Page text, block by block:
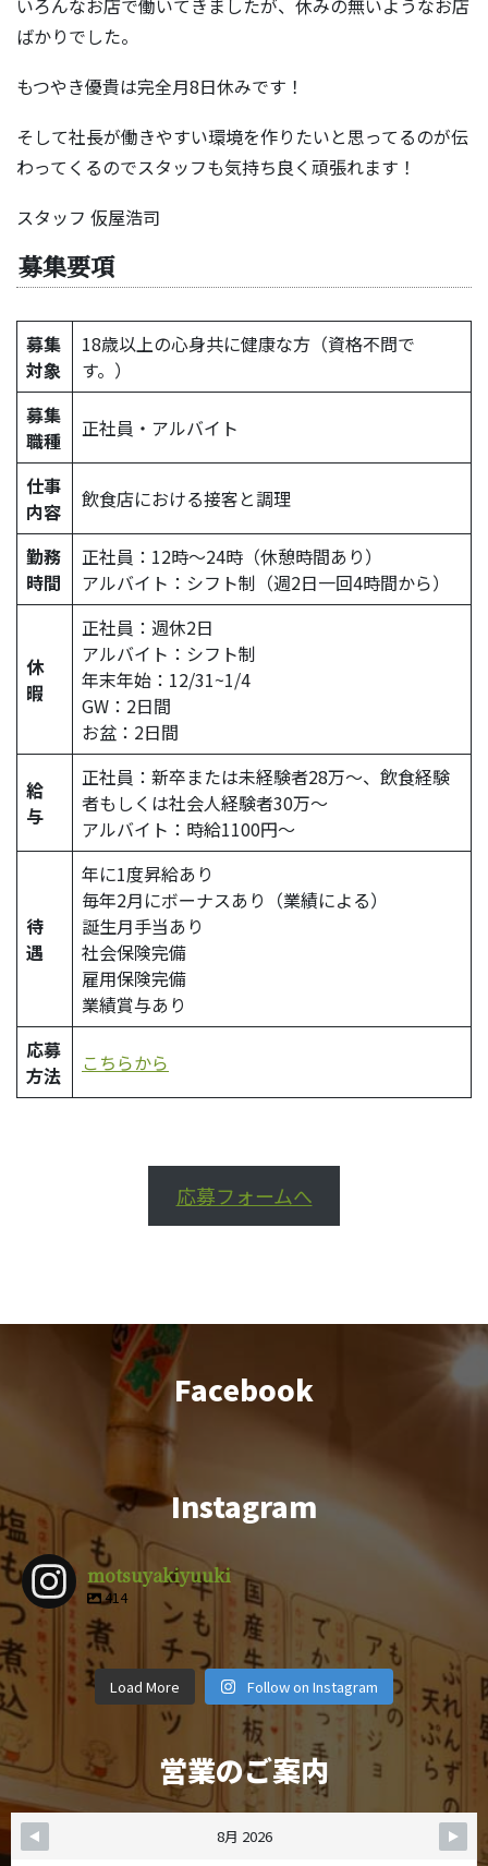
ばかりでした。
もつやき優貴は完全月8日休みです！
そして社長が働きやすい環境を作りたいと思ってるのが伝
わってくるのでスタッフも気持ち良く頑張れます！
スタッフ 仮屋浩司
募集要項
募集
対象
18歳以上の心身共に健康な方（資格不問で
す。）
募集
職種
正社員・アルバイト
仕事
内容
飲食店における接客と調理
勤務
時間
正社員：12時〜24時（休憩時間あり）
アルバイト：シフト制（週2日一回4時間から）
休
暇
正社員：週休2日
アルバイト：シフト制
年末年始：12/31~1/4
GW：2日間
お盆：2日間
給
与
正社員：新卒または未経験者28万～、飲食経験
者もしくは社会人経験者30万～
アルバイト：時給1100円～
待
遇
年に1度昇給あり
毎年2月にボーナスあり（業績による）
誕生月手当あり
社会保険完備
雇用保険完備
業績賞与あり
応募
方法
こちらから
応募フォームへ
Facebook
Instagram
motsuyakiyuuki
414
motsuyakiy
uuki
4月 9
motsuyakiy
3月 1
motsuyakiy
2月 14
motsuyakiy
uuki
12月 29
motsuyakiy
uuki
12月 8
motsuyakiy
uuki
11月 6
motsuyakiy
uuki
11月 4
motsuyakiy
10月 19
motsuyakiy
uuki
10月 5
motsuyakiy
uuki
9月 28
motsuyakiy
uuki
9月 25
motsuyakiy
uuki
9月 22
Load More Follow on Instagram
営業のご案内
8月 2026